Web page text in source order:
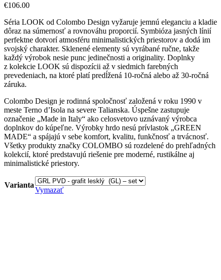
€106.00
Séria LOOK od Colombo Design vyžaruje jemnú eleganciu a kladie
dôraz na súmernosť a rovnováhu proporcií. Symbióza jasných línií
perfektne dotvorí atmosféru minimalistických priestorov a dodá im
svojský charakter. Sklenené elementy sú vyrábané ručne, takže
každý výrobok nesie punc jedinečnosti a originality. Doplnky
z kolekcie LOOK sú dispozícii až v siedmich farebných
prevedeniach, na ktoré platí predĺžená 10-ročná alebo až 30-ročná
záruka.
Colombo Design je rodinná spoločnosť založená v roku 1990 v
meste Terno d’Isola na severe Talianska. Úspešne zastupuje
označenie „Made in Italy“ ako celosvetovo uznávaný výrobca
doplnkov do kúpeľne. Výrobky hrdo nesú prívlastok „GREEN
MADE“ a spájajú v sebe komfort, kvalitu, funkčnosť a trvácnosť.
Všetky produkty značky COLOMBO sú rozdelené do prehľadných
kolekcií, ktoré predstavujú riešenie pre moderné, rustikálne aj
minimalistické priestory.
Varianta
Vymazať